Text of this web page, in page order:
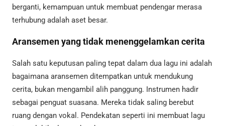
berganti, kemampuan untuk membuat pendengar merasa
terhubung adalah aset besar.
Aransemen yang tidak menenggelamkan cerita
Salah satu keputusan paling tepat dalam dua lagu ini adalah
bagaimana aransemen ditempatkan untuk mendukung
cerita, bukan mengambil alih panggung. Instrumen hadir
sebagai penguat suasana. Mereka tidak saling berebut
ruang dengan vokal. Pendekatan seperti ini membuat lagu